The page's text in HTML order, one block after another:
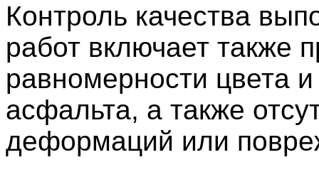
Контроль качества
работ включает также
равномерности цвета и
асфальта, а также
деформаций или